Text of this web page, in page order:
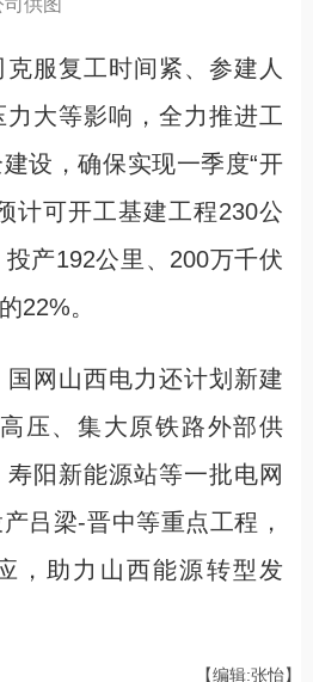
供图
服复工时间紧、参建人
大等影响，全力推进工
设，确保实现一季度“开
计可开工基建工程230公
产192公里、200万千伏
22%。
网山西电力还计划新建
压、集大原铁路外部供
阳新能源站等一批电网
吕梁-晋中等重点工程，
，助力山西能源转型发
【编辑:张怡】